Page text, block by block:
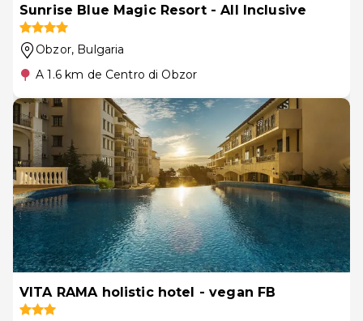
Sunrise Blue Magic Resort - All Inclusive
Obzor, Bulgaria
A 1.6 km de Centro di Obzor
VITA RAMA holistic hotel - vegan FB